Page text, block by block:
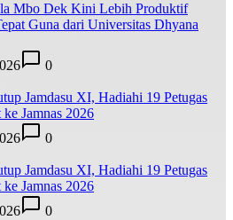
Mbo Dek Kini Lebih Produktif
Guna dari Universitas Dhyana
0
Jamdasu XI, Hadiahi 19 Petugas
Jamnas 2026
0
Jamdasu XI, Hadiahi 19 Petugas
Jamnas 2026
0